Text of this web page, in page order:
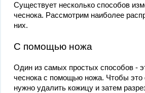
Существует несколько способов
чеснока. Рассмотрим наиболее
них.
С помощью ножа
Один из самых простых способов -
чеснока с помощью ножа. Чтобы это
нужно удалить кожицу и затем